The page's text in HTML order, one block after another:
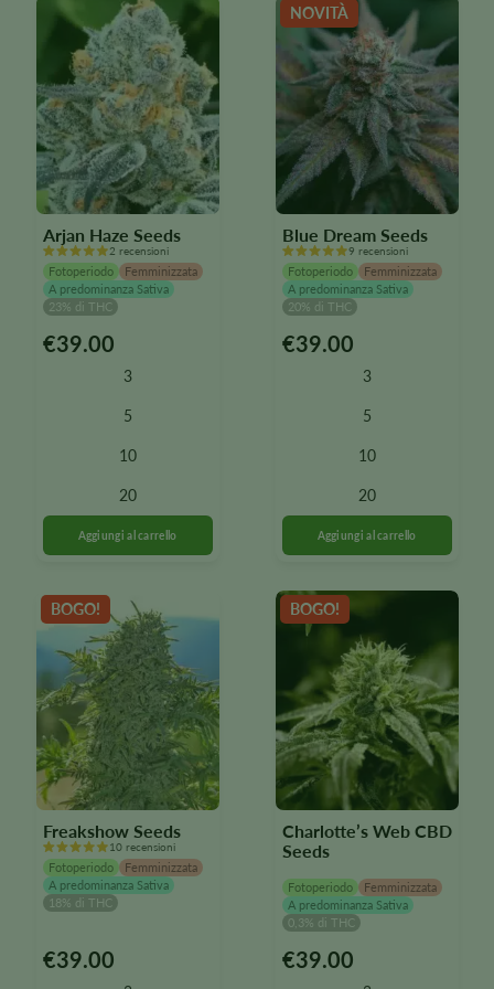
nella
pagina
prodotto
nella
pagina
del
prodotto
Arjan Haze Seeds
2 recensioni
Fotoperiodo
Femminizzata
A predominanza Sativa
23% di THC
€39.00
3
5
10
20
Questo
opzioni
possono
selezionate
nella
pagina
prodotto
NOVITÀ
Blue Dream Seeds
9 recensioni
Fotoperiodo
Femminizzata
A predominanza Sativa
20% di THC
€39.00
3
5
10
20
Questo
opzioni
possono
selezionate
nella
pagina
prodotto
BOGO!
Freakshow Seeds
10 recensioni
Fotoperiodo
Femminizzata
A predominanza Sativa
18% di THC
€39.00
Questo
BOGO!
Charlotte’s Web CBD
Seeds
Fotoperiodo
Femminizzata
A predominanza Sativa
0,3% di THC
€39.00
Questo